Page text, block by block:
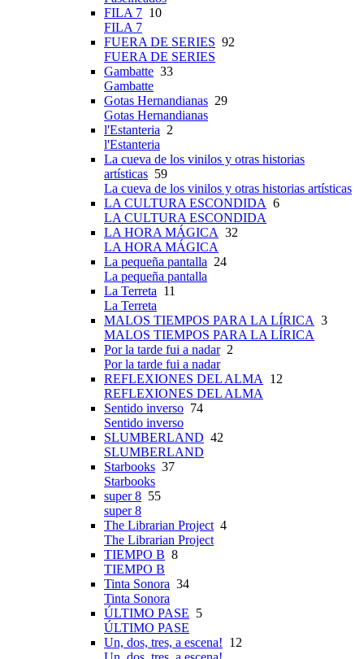
FILA 7 10
FILA 7
FUERA DE SERIES 92
FUERA DE SERIES
Gambatte 33
Gambatte
Gotas Hernandianas 29
Gotas Hernandianas
l'Estanteria 2
l'Estanteria
La cueva de los vinilos y otras historias
artísticas 59
La cueva de los vinilos y otras historias artísticas
LA CULTURA ESCONDIDA 6
LA CULTURA ESCONDIDA
LA HORA MÁGICA 32
LA HORA MÁGICA
La pequeña pantalla 24
La pequeña pantalla
La Terreta 11
La Terreta
MALOS TIEMPOS PARA LA LÍRICA 3
MALOS TIEMPOS PARA LA LÍRICA
Por la tarde fui a nadar2
Por la tarde fui a nadar
REFLEXIONES DEL ALMA
12
REFLEXIONES DEL ALMA
Sentido inverso 74
Sentido inverso
SLUMBERLAND 42
SLUMBERLAND
Starbooks 37
Starbooks
super 8 55
super 8
The Librarian Project 4
The Librarian Project
TIEMPO B 8
TIEMPO B
Tinta Sonora 34
Tinta Sonora
ÚLTIMO PASE 5
ÚLTIMO PASE
Un, dos, tres, a escena! 12